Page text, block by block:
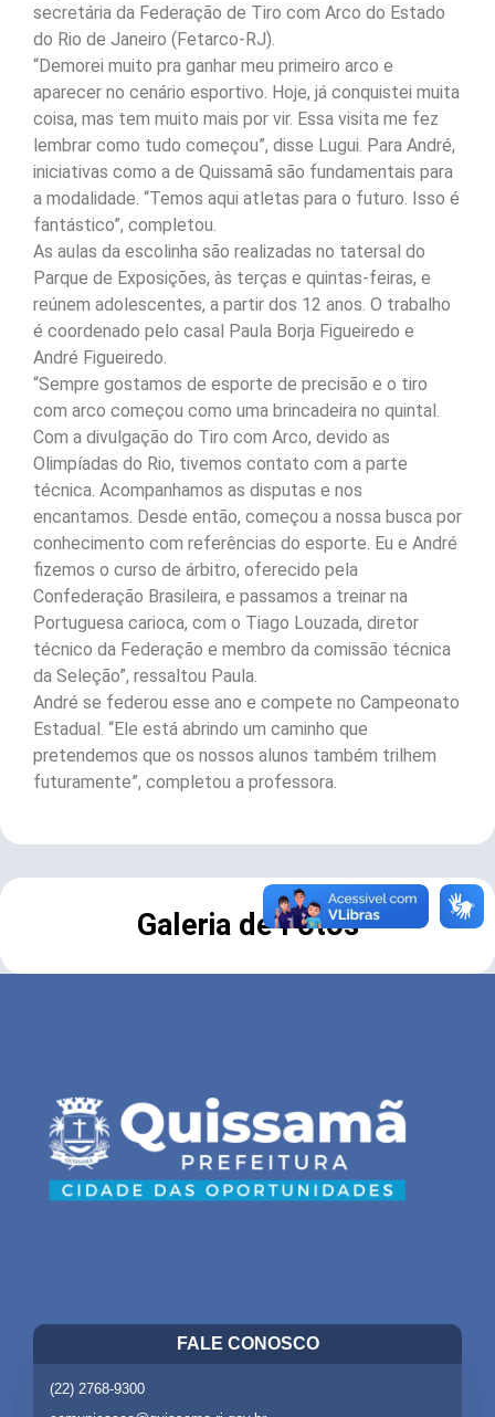
secretária da Federação de Tiro com Arco do Estado
do Rio de Janeiro (Fetarco-RJ).
“Demorei muito pra ganhar meu primeiro arco e
aparecer no cenário esportivo. Hoje, já conquistei muita
coisa, mas tem muito mais por vir. Essa visita me fez
lembrar como tudo começou”, disse Lugui. Para André,
iniciativas como a de Quissamã são fundamentais para
a modalidade. “Temos aqui atletas para o futuro. Isso é
fantástico”, completou.
As aulas da escolinha são realizadas no tatersal do
Parque de Exposições, às terças e quintas-feiras, e
reúnem adolescentes, a partir dos 12 anos. O trabalho
é coordenado pelo casal Paula Borja Figueiredo e
André Figueiredo.
“Sempre gostamos de esporte de precisão e o tiro
com arco começou como uma brincadeira no quintal.
Com a divulgação do Tiro com Arco, devido as
Olimpíadas do Rio, tivemos contato com a parte
técnica. Acompanhamos as disputas e nos
encantamos. Desde então, começou a nossa busca por
conhecimento com referências do esporte. Eu e André
fizemos o curso de árbitro, oferecido pela
Confederação Brasileira, e passamos a treinar na
Portuguesa carioca, com o Tiago Louzada, diretor
técnico da Federação e membro da comissão técnica
da Seleção”, ressaltou Paula.
André se federou esse ano e compete no Campeonato
Estadual. “Ele está abrindo um caminho que
pretendemos que os nossos alunos também trilhem
futuramente”, completou a professora.
Galeria de Fotos
FALE CONOSCO
(22) 2768-9300